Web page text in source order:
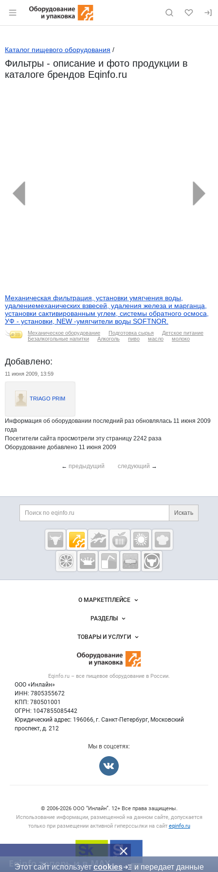
Раздел навигации по сайту eqinfo.ru
Каталог пищевого оборудования /
Фильтры - описание и фото продукции в
каталоге брендов Eqinfo.ru
Механическая фильтрация, установки умягчения воды,
удалениемеханических взвесей, удаления железа и марганца,
установки сактивированным углем, системы обратного осмоса,
УФ - установки, NEW -умягчители воды SOFTNOR.
Механическое оборудование Подготовка сырья
Детское питание
Безалкогольные напитки
Алкоголь пиво масло молоко
Добавлено:
11 июня 2009, 13:59
TRIAGO PRIM
Информация об оборудовании последний раз обновлялась 11 июня 2009
года
Посетители сайта просмотрели эту страницу 2242 раза
Оборудование добавлено 11 июня 2009
← предыдущий следующий →
Eqinfo теперь и в MAX
Дополнительная информация
Поиск по сайту и
Искать
Cсылки на полезные проекты
Eqinfo.ru —
пищевое
оборудование
и упаковка
Важные разделы и контакты
Eqinfo.ru – все пищевое оборудование в России.
ООО «Инлайн»
ИНН: 7805355672
КПП: 780501001
ОГРН: 1047855085442
Юридический адрес: 196066, г. Санкт-Петербург, Московский
проспект, д. 212
Навигация по сайтуО МАРКЕТПЛЕЙСЕ
Новости Eqinfo.ru
Размещение рекламы
Публичная оферта
Контактная информация
Политика обработки персональных данных
РАЗДЕЛЫ
Объявления
Вакансии
ТОВАРЫ И УСЛУГИ
Оборудование для пищепрома
Тара и упаковка
Б/у оборудование
Мы в соцсетях:
© 2006‑2026 ООО “Инлайн”. 12+ Все права защищены.
Использование информации, размещенной на данном сайте, допускается
только при размещении активной гиперссылки на сайт eqinfo.ru
Этот сайт используетcookies и передает данные